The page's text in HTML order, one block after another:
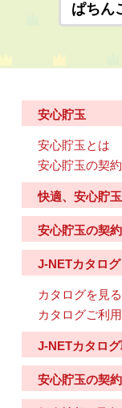
ぱちん
安心貯玉
安心貯玉とは
安心貯玉の契
快適、安心貯
安心貯玉の契
J-NETカタログ
カタログを見る
カタログご利
J-NETカタロ
安心貯玉の契